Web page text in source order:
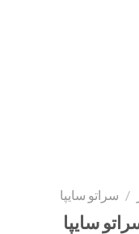
/ سراتو سایپا
سایپا